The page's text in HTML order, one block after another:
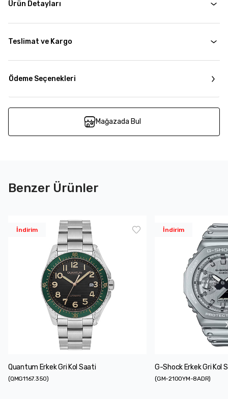
Ürün Detayları
Teslimat ve Kargo
Ödeme Seçenekleri
Mağazada Bul
Benzer Ürünler
İndirim
Quantum Erkek Gri Kol Saati
(QMG1167.350)
İndirim
G-Shock Erkek Gri Kol
(GM-2100YM-8ADR)